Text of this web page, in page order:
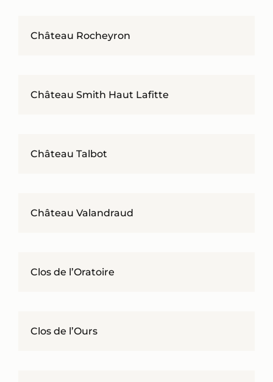
Château Rocheyron
Château Smith Haut Lafitte
Château Talbot
Château Valandraud
Clos de l’Oratoire
Clos de l’Ours